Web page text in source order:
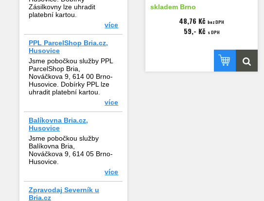
Zásilkovny lze uhradit
platební kartou.
více
PPL ParcelShop Bria.cz,
Husovice
Jsme pobočkou služby PPL
ParcelShop Bria,
Nováčkova 9, 614 00 Brno-
Husovice. Dobírky PPL lze
uhradit platební kartou.
více
Balíkovna Bria.cz,
Husovice
Jsme pobočkou služby
Balíkovna Bria,
Nováčkova 9, 614 05 Brno-
Husovice.
více
Zpravodaj Severník u
Bria.cz
skladem Brno
48,76 Kčbez DPH
59,- Kč s DPH